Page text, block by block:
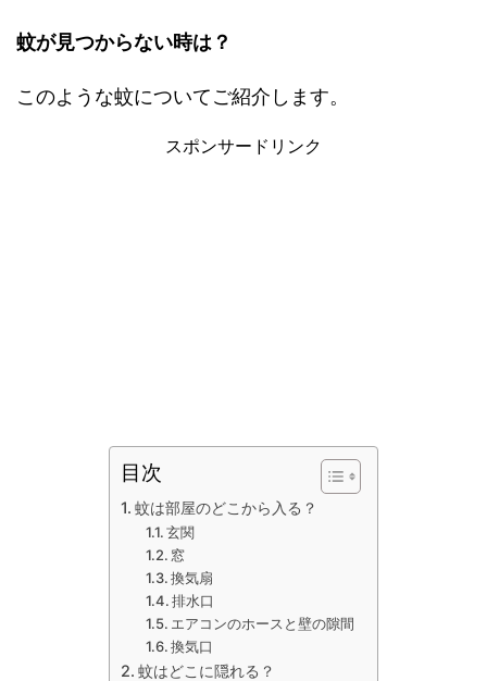
蚊が見つからない時は？
このような蚊についてご紹介します。
スポンサードリンク
目次
蚊は部屋のどこから入る？
玄関
窓
換気扇
排水口
エアコンのホースと壁の隙間
換気口
蚊はどこに隠れる？